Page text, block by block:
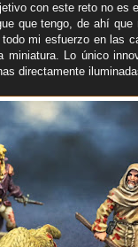
con este reto no es
que tengo, de ahí
mi esfuerzo en las
Lo único
directamente